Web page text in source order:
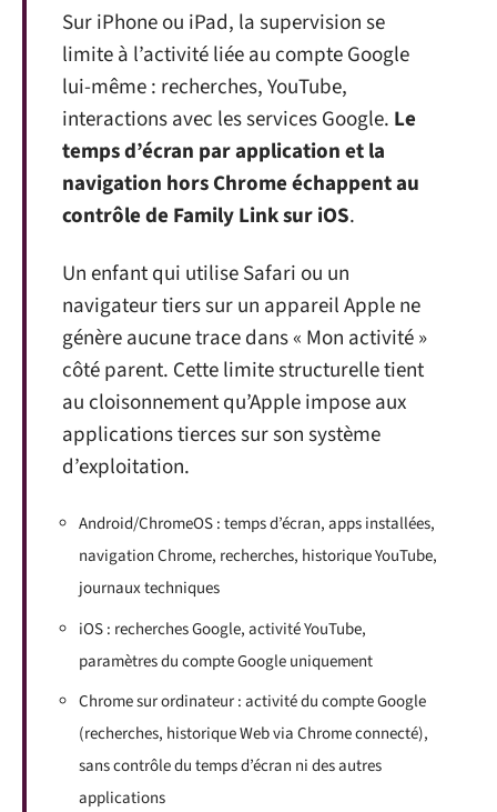
Sur iPhone ou iPad, la supervision se
limite à l’activité liée au compte Google
lui-même : recherches, YouTube,
interactions avec les services Google. Le
temps d’écran par application et la
navigation hors Chrome échappent au
contrôle de Family Link sur iOS.
Un enfant qui utilise Safari ou un
navigateur tiers sur un appareil Apple ne
génère aucune trace dans « Mon activité »
côté parent. Cette limite structurelle tient
au cloisonnement qu’Apple impose aux
applications tierces sur son système
d’exploitation.
Android/ChromeOS : temps d’écran, apps installées,
navigation Chrome, recherches, historique YouTube,
journaux techniques
iOS : recherches Google, activité YouTube,
paramètres du compte Google uniquement
Chrome sur ordinateur : activité du compte Google
(recherches, historique Web via Chrome connecté),
sans contrôle du temps d’écran ni des autres
applications